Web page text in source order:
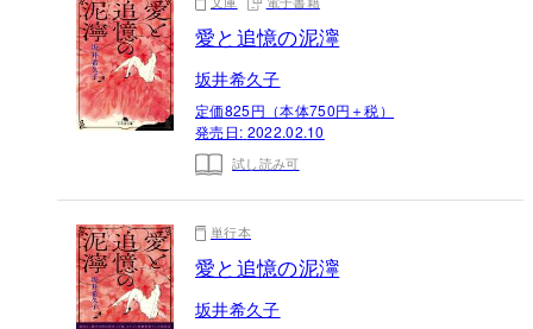
愛と追憶の泥濘
坂井希久子
定価825円（本体750円＋税）
発売日: 2022.02.10
試し読み可
単行本
愛と追憶の泥濘
坂井希久子